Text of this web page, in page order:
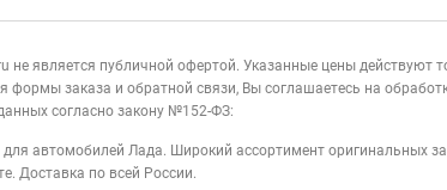
является публичной офертой. Указанные цены действуют
формы заказа и обратной связи, Вы соглашаетесь на
согласно закону №152-ФЗ:
для автомобилей Лада. Широкий ассортимент
Доставка по всей России.